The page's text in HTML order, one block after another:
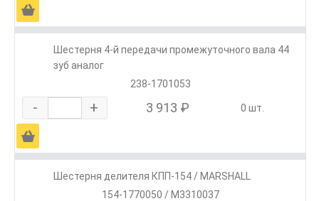
Ä
Шестерня 4-й передачи промежуточного вала 44
зуб аналог
238-1701053
- + 3 913 ₽ 0 шт.
Ä
Шестерня делителя КПП-154 / MARSHALL
154-1770050 / M3310037